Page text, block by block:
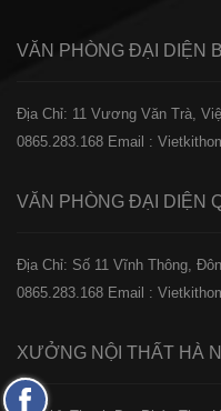
VĂN PHÒNG ĐẠI DIỆN
Địa Chỉ: 11 Vương Văn Trà,
0865.283.168 Email :
VĂN PHÒNG ĐẠI DIỆN
Địa Chỉ: Số 11 Vĩnh Thông,
0865.283.168 Email :
XƯỞNG NỘI THẤT HÀ
Fanpage